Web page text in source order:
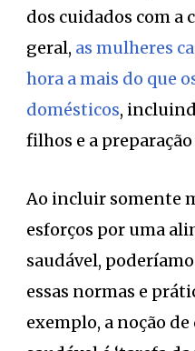
dos cuidados com a
geral, as mulheres
hora a mais do que
domésticos,
filhos e a
Ao incluir somente
esforços por uma
saudável,
essas normas e
exemplo, a noção